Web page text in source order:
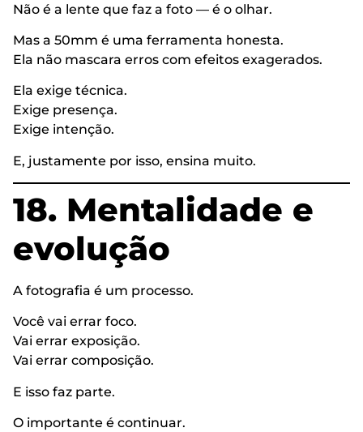
Não é a lente que faz a foto — é o olhar.
Mas a 50mm é uma ferramenta honesta.
Ela não mascara erros com efeitos exagerados.
Ela exige técnica.
Exige presença.
Exige intenção.
E, justamente por isso, ensina muito.
18. Mentalidade e
evolução
A fotografia é um processo.
Você vai errar foco.
Vai errar exposição.
Vai errar composição.
E isso faz parte.
O importante é continuar.